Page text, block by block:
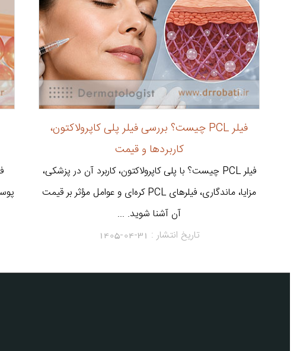
فیلر PCL چیست؟ بررسی فیلر پلی کاپرولاکتون،
کاربردها و قیمت
فیلر PCL چیست؟ با پلی کاپرولاکتون، کاربرد آن در پزشکی،
مزایا، ماندگاری، فیلرهای PCL کره‌ای و عوامل مؤثر بر قیمت
آن آشنا شوید. ...
تاریخ انتشار : 1405-04-31